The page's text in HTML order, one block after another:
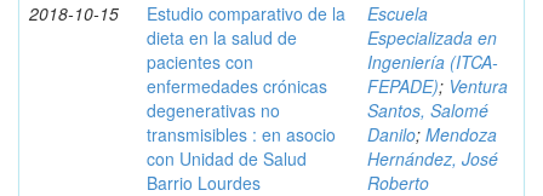
2018-10-15
Estudio comparativo de la
dieta en la salud de
pacientes con
enfermedades crónicas
degenerativas no
transmisibles : en asocio
con Unidad de Salud
Barrio Lourdes
Escuela
Especializada en
Ingeniería (ITCA-
FEPADE); Ventura
Santos, Salomé
Danilo; Mendoza
Hernández, José
Roberto